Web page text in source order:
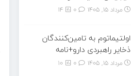
مرداد ۱۵, ۱۴۰۵ 14
اولتیماتوم به تامین‌کنندگان
ذخایر راهبردی دارو+نامه
مرداد ۱۵, ۱۴۰۵ 10